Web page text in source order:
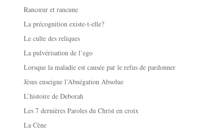
Rancœur et rancune
La précognition existe-t-elle?
Le culte des reliques
La pulvérisation de l’ego
Lorsque la maladie est causée par le refus de pardonner
Jésus enseigne l’Abnégation Absolue
L’histoire de Deborah
Les 7 dernières Paroles du Christ en croix
La Cène